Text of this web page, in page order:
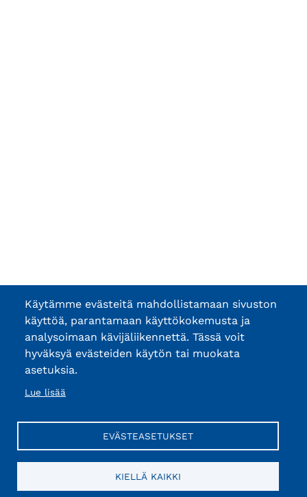
Käytämme evästeitä mahdollistamaan sivuston
käyttöä, parantamaan käyttökokemusta ja
analysoimaan kävijäliikennettä. Tässä voit
hyväksyä evästeiden käytön tai muokata
asetuksia.
Lue lisää
EVÄSTEASETUKSET
KIELLÄ KAIKKI